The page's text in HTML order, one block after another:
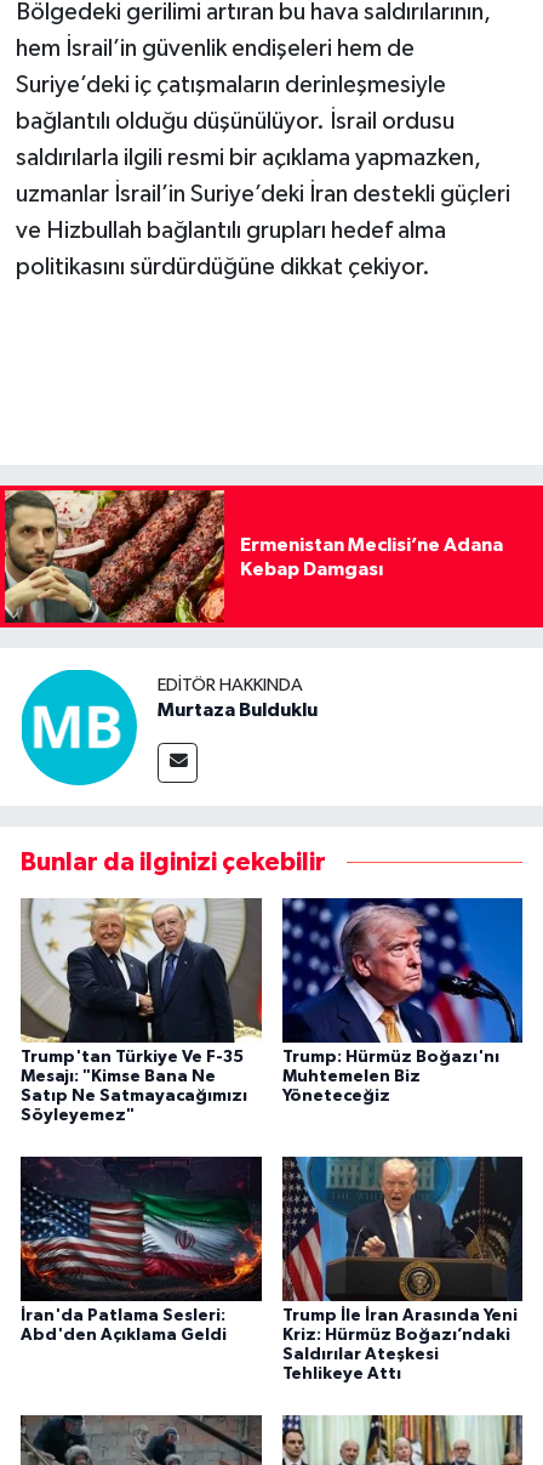
Bölgedeki gerilimi artıran bu hava saldırılarının,
hem İsrail’in güvenlik endişeleri hem de
Suriye’deki iç çatışmaların derinleşmesiyle
bağlantılı olduğu düşünülüyor. İsrail ordusu
saldırılarla ilgili resmi bir açıklama yapmazken,
uzmanlar İsrail’in Suriye’deki İran destekli güçleri
ve Hizbullah bağlantılı grupları hedef alma
politikasını sürdürdüğüne dikkat çekiyor.
Ermenistan Meclisi’ne Adana
Kebap Damgası
EDITÖR HAKKINDA
Murtaza Bulduklu
Bunlar da ilginizi çekebilir
Trump'tan Türkiye Ve F-35
Mesajı: "Kimse Bana Ne
Satıp Ne Satmayacağımızı
Söyleyemez"
Trump: Hürmüz Boğazı'nı
Muhtemelen Biz
Yöneteceğiz
İran'da Patlama Sesleri:
Abd'den Açıklama Geldi
Trump İle İran Arasında Yeni
Kriz: Hürmüz Boğazı’ndaki
Saldırılar Ateşkesi
Tehlikeye Attı